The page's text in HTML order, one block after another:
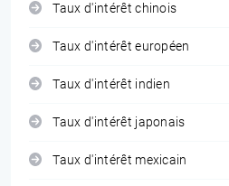
Taux d'intérêt chinois
Taux d'intérêt européen
Taux d'intérêt indien
Taux d'intérêt japonais
Taux d'intérêt mexicain